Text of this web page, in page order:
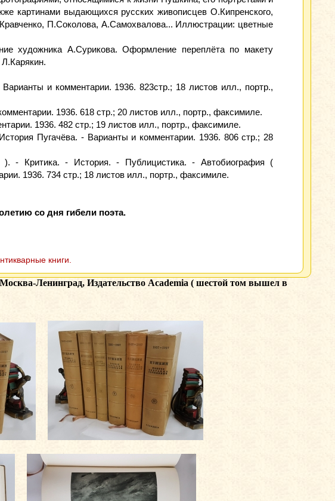
картинами выдающихся русских живописцев О.Кипренского,
П.Соколова, А.Самохвалова... Иллюстрации: цветные
художника А.Сурикова. Оформление переплёта по макету
и комментарии. 1936. 823стр.; 18 листов илл., портр.,
1936. 618 стр.; 20 листов илл., портр., факсимиле.
1936. 482 стр.; 19 листов илл., портр., факсимиле.
Пугачёва. - Варианты и комментарии. 1936. 806 стр.; 28
). - Критика. - История. - Публицистика. - Автобиография (
1936. 734 стр.; 18 листов илл., портр., факсимиле.
со дня гибели поэта.
книги.
Ленинград, Издательство Academia ( шестой том вышел в